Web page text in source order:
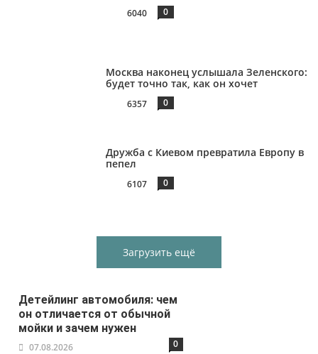
6040 0
Москва наконец услышала Зеленского:
будет точно так, как он хочет
6357 0
Дружба с Киевом превратила Европу в
пепел
6107 0
Загрузить ещё
Детейлинг автомобиля: чем
он отличается от обычной
мойки и зачем нужен
07.08.2026 0